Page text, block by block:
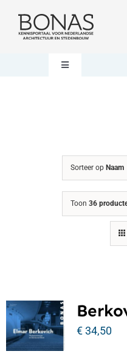
naar
Berichten
Steun BONAS
Toggle
Sorteer op Naam
Toon 36
€34,50